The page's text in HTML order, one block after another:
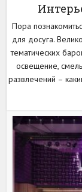
Пора
для досуга.
тематических
освещение,
развлечений –